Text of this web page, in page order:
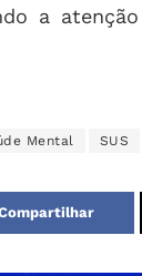
a
Mental SUS